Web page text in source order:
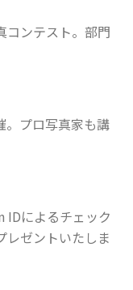
コンテスト。部門
。プロ写真家も講
IDによるチェック
レゼントいたしま